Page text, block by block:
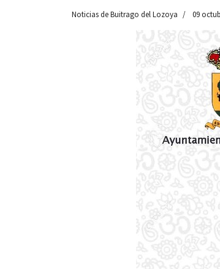
Noticias de Buitrago del Lozoya 09